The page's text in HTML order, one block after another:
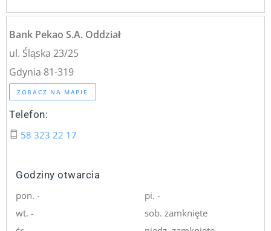
Bank Pekao S.A. Oddział
ul. Śląska 23/25
Gdynia 81-319
ZOBACZ NA MAPIE
Telefon:
58 323 22 17
Godziny otwarcia
pon. -
wt. -
pi. -
sob. zamknięte